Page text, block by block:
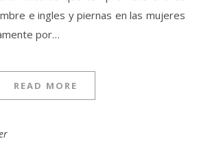
e ingles y piernas en las mujeres
por…
READ MORE